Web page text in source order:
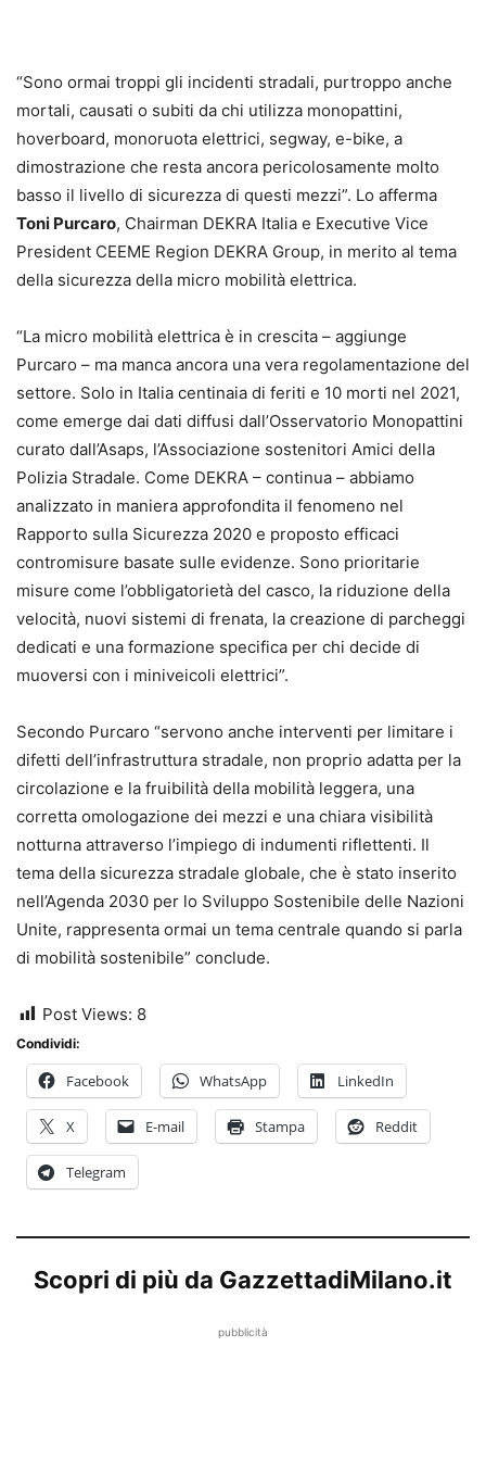
“Sono ormai troppi gli incidenti stradali, purtroppo anche
mortali, causati o subiti da chi utilizza monopattini,
hoverboard, monoruota elettrici, segway, e-bike, a
dimostrazione che resta ancora pericolosamente molto
basso il livello di sicurezza di questi mezzi”. Lo afferma
Toni Purcaro, Chairman DEKRA Italia e Executive Vice
President CEEME Region DEKRA Group, in merito al tema
della sicurezza della micro mobilità elettrica.
“La micro mobilità elettrica è in crescita – aggiunge
Purcaro – ma manca ancora una vera regolamentazione del
settore. Solo in Italia centinaia di feriti e 10 morti nel 2021,
come emerge dai dati diffusi dall’Osservatorio Monopattini
curato dall’Asaps, l’Associazione sostenitori Amici della
Polizia Stradale. Come DEKRA – continua – abbiamo
analizzato in maniera approfondita il fenomeno nel
Rapporto sulla Sicurezza 2020 e proposto efficaci
contromisure basate sulle evidenze. Sono prioritarie
misure come l’obbligatorietà del casco, la riduzione della
velocità, nuovi sistemi di frenata, la creazione di parcheggi
dedicati e una formazione specifica per chi decide di
muoversi con i miniveicoli elettrici”.
Secondo Purcaro “servono anche interventi per limitare i
difetti dell’infrastruttura stradale, non proprio adatta per la
circolazione e la fruibilità della mobilità leggera, una
corretta omologazione dei mezzi e una chiara visibilità
notturna attraverso l’impiego di indumenti riflettenti. Il
tema della sicurezza stradale globale, che è stato inserito
nell’Agenda 2030 per lo Sviluppo Sostenibile delle Nazioni
Unite, rappresenta ormai un tema centrale quando si parla
di mobilità sostenibile” conclude.
Post Views: 8
Condividi:
Facebook WhatsApp LinkedIn
X E-mail Stampa Reddit
Telegram
Scopri di più da GazzettadiMilano.it
pubblicità